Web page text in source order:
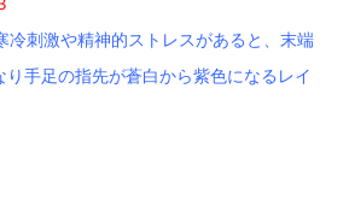
刺激や精神的ストレスがあると、末端
手足の指先が蒼白から紫色になるレイ